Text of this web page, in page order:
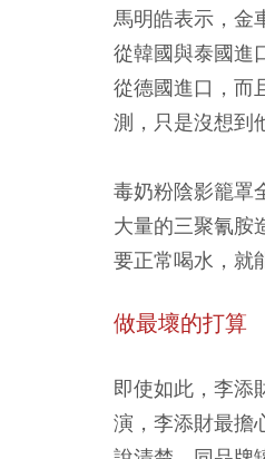
馬明皓表示，金
從韓國與泰國進
從德國進口，而
測，只是沒想到
毒奶粉陰影籠罩
大量的三聚氰胺
要正常喝水，就
做最壞的打算
即使如此，李添
演，李添財最擔